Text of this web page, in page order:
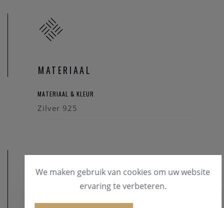
MATERIAAL
MATERIAAL & KLEUR
Zilver 925
We maken gebruik van cookies om uw website
ervaring te verbeteren.